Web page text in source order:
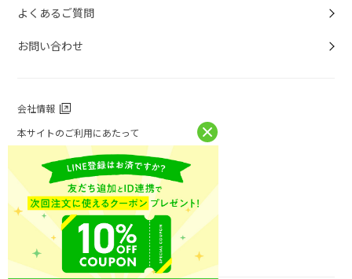
よくあるご質問
お問い合わせ
会社情報
本サイトのご利用にあたって
個人情報保護方針
個人情報取扱について
特定商取引法に基づく表記
お問い合わせ
ニチレイフーズ公式ホームページ